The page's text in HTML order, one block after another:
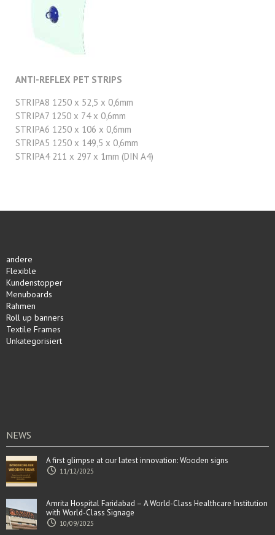
ANTI-REFLEX PET STRIPS
STRIPA8 1250 x 52,5 x 0,6mm
STRIPA7 1250 x 74 x 0,6mm
STRIPA6 1250 x 106 x 0,6mm
STRIPA5 1250 x 149,5 x 0,6mm
STRIPA4 211 x 297 x 1mm (DIN A4)
andere
Flexible
Kundenstopper
Menuboards
Rahmen
Roll up banners
Textile Frames
Unkategorisiert
NEWS
A first glimpse at our latest innovation: Wooden signs
11/12/2025
Amrita Hospital Faridabad – A World-Class Healthcare Institution
with World-Class Signage
10/09/2025